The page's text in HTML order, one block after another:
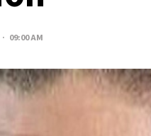
09:00 AM